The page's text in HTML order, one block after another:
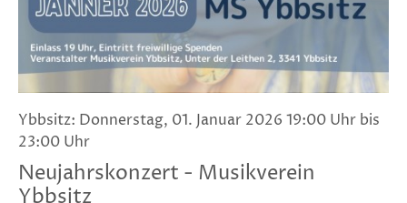
Ybbsitz: Donnerstag, 01. Januar 2026 19:00 Uhr bis
23:00 Uhr
Neujahrskonzert - Musikverein